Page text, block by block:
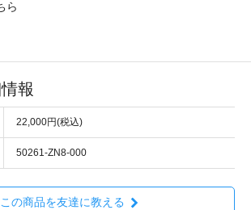
ら
報
22,000円(税込)
50261-ZN8-000
この商品を友達に教える